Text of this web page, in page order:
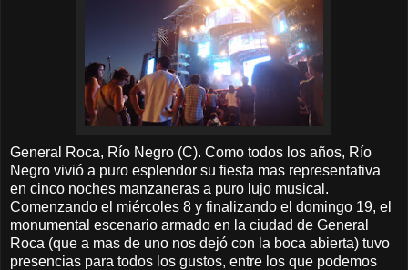
General Roca, Río Negro (C). Como todos los años, Río
Negro vivió a puro esplendor su fiesta mas representativa
en cinco noches manzaneras a puro lujo musical.
Comenzando el miércoles 8 y finalizando el domingo 19, el
monumental escenario armado en la ciudad de General
Roca (que a mas de uno nos dejó con la boca abierta) tuvo
presencias para todos los gustos, entre los que podemos